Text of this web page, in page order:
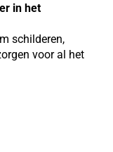
in het
schilderen,
voor al het